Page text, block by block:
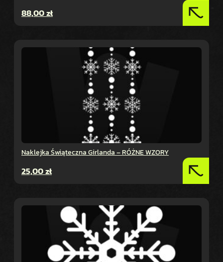
88,00zł
Naklejka Świąteczna Girlanda – RÓŻNE WZORY
25,00zł